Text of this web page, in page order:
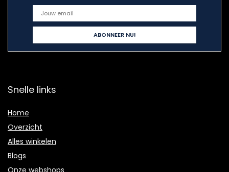
Snelle links
Home
Overzicht
Alles winkelen
Blogs